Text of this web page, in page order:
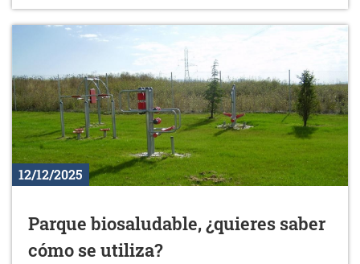
12/12/2025
Parque biosaludable, ¿quieres saber
cómo se utiliza?